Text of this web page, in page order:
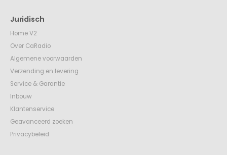
Home V2
Over CaRadio
Algemene voorwaarden
Verzending en levering
Service & Garantie
Inbouw
Klantenservice
Geavanceerd zoeken
Privacybeleid